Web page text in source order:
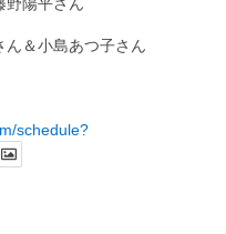
ん＆小島あつ子さん
schedule?